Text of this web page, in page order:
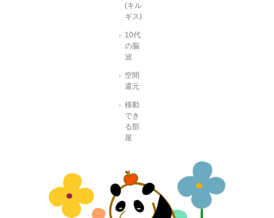
(キル
ギス)
10代
の脳
波
空間
還元
移動
でき
る部
屋